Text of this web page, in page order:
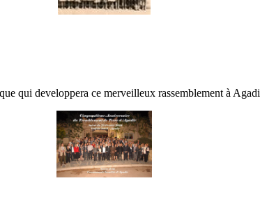
qui developpera ce merveilleux rassemblement à